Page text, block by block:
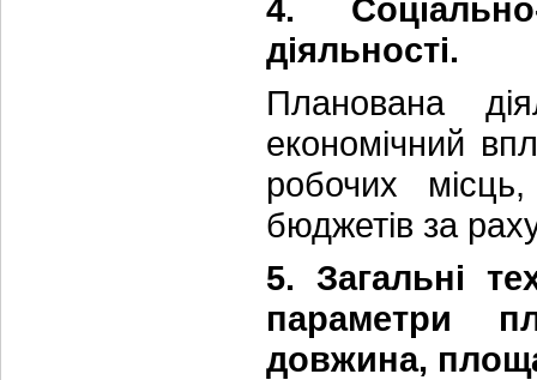
4.
діяльності.
Планована
економічний
робочих
бюджетів за
5. Загальні
параметри
довжина,